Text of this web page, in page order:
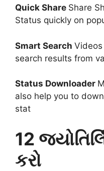
Quick Share Share
Status quickly on
Smart Search
search results from
Status Downloader
also help you to
stat
12
કરો